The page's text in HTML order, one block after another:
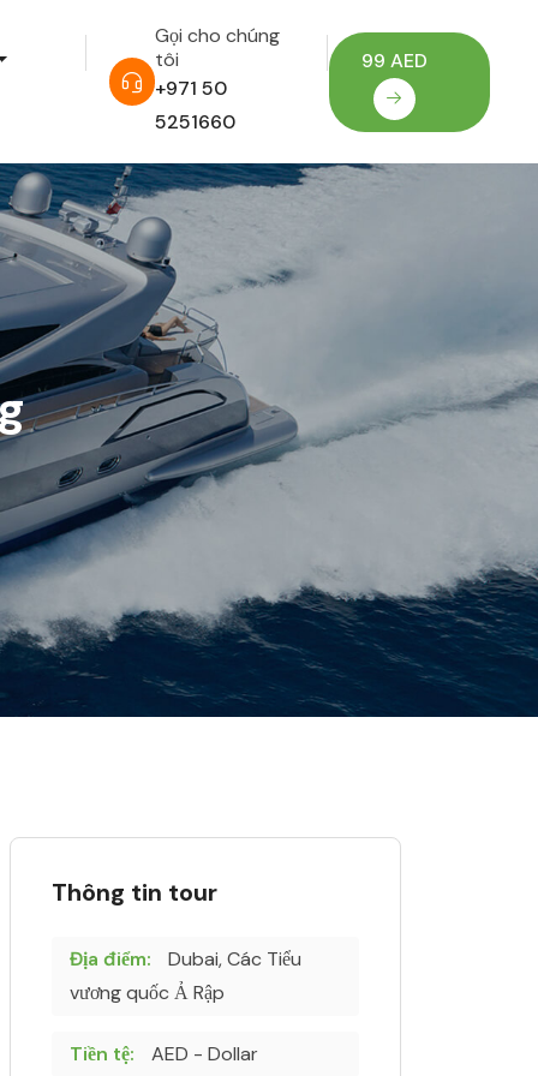
Gọi cho chúng
tôi
+971 50
5251660
99 AED
Thông tin tour
Địa điểm:
Dubai, Các Tiểu
vương quốc Ả Rập
Tiền tệ: AED - Dollar